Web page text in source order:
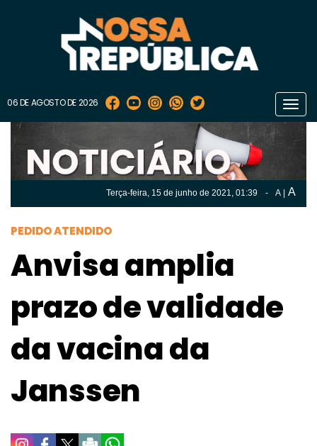
06 DE AGOSTO DE 2026
Terça-feira, 15 de junho de 2021, 01:39 - A A
PEDIDO ATENDIDO
Anvisa amplia
prazo de validade
da vacina da
Janssen